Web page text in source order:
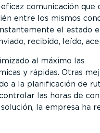
comunicación que
entre los mismos
el estado
recibido, leído,
al máximo las
y rápidas. Otras
a la planificación de
las horas de
la empresa ha